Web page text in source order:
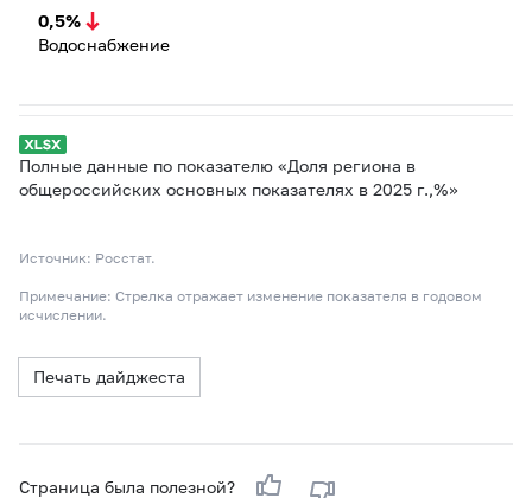
0,5%
Водоснабжение
Полные данные по показателю «Доля региона в
общероссийских основных показателях в 2025 г.,%»
Источник: Росстат.
Примечание: Стрелка отражает изменение показателя в годовом
исчислении.
Печать дайджеста
Страница была полезной?